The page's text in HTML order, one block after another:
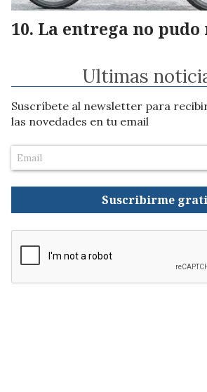
La entrega no
Ultimas
Suscríbete al newsletter para
las novedades en tu email
Suscribirme